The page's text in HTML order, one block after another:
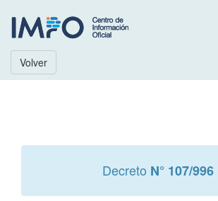
Volver
Decreto N° 107/996